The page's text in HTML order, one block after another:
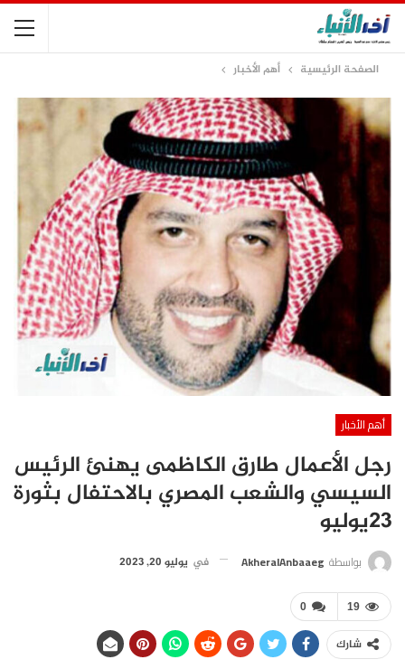
الصفحة الرئيسية أهم الأخبار
أهم الأخبار
رجل الأعمال طارق الكاظمى يهنئ الرئيس
السيسي والشعب المصري بالاحتفال بثورة
23يوليو
بواسطة AkheralAnbaaeg في يوليو 20, 2023
0 19
شارك